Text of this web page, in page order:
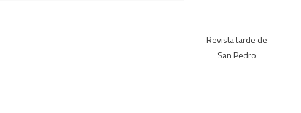
Revista tarde de
San Pedro